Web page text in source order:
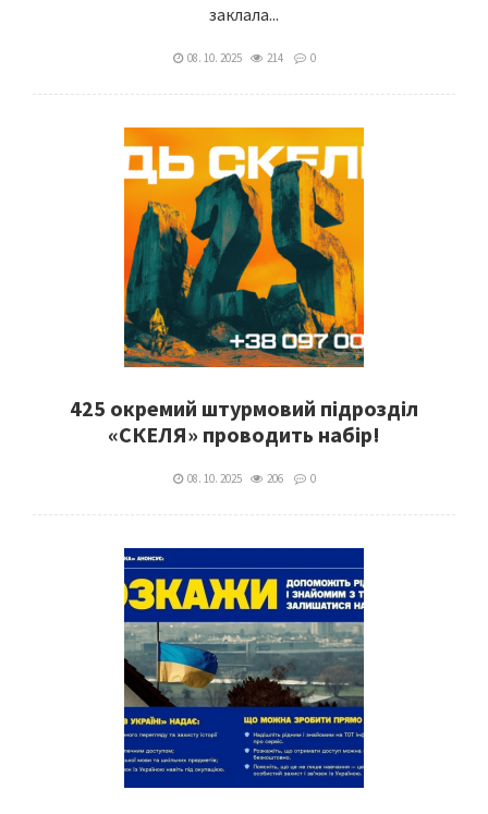
заклала...
08. 10. 2025 214 0
425 окремий штурмовий підрозділ
«СКЕЛЯ» проводить набір!
08. 10. 2025 206 0